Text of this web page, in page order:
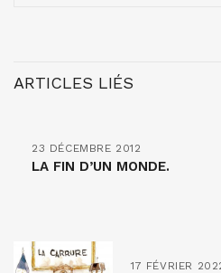
ARTICLES LIÉS
23 DÉCEMBRE 2012
LA FIN D’UN MONDE.
17 FÉVRIER